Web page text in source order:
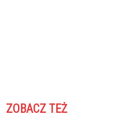
ZOBACZ TEŻ